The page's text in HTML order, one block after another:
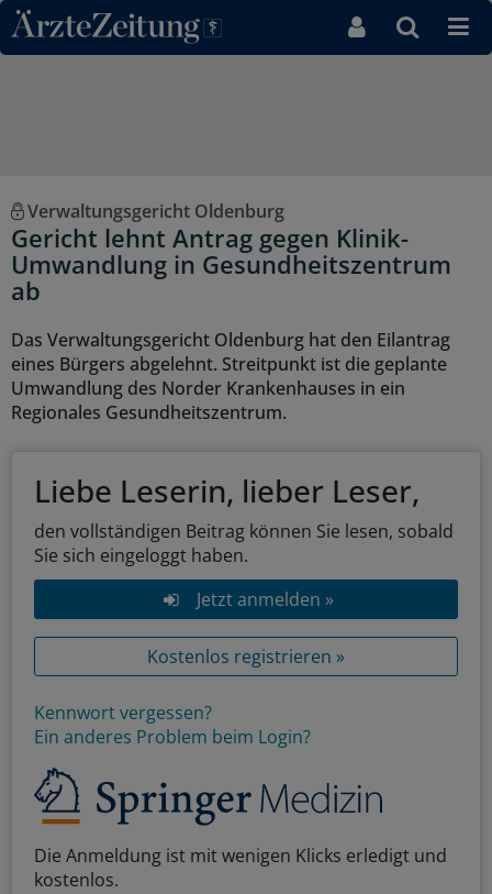
Direkt zum Inhaltsbereich
Verwaltungsgericht Oldenburg
Gericht lehnt Antrag gegen Klinik-
Umwandlung in Gesundheitszentrum
ab
Das Verwaltungsgericht Oldenburg hat den Eilantrag
eines Bürgers abgelehnt. Streitpunkt ist die geplante
Umwandlung des Norder Krankenhauses in ein
Regionales Gesundheitszentrum.
Liebe Leserin, lieber Leser,
den vollständigen Beitrag können Sie lesen, sobald
Sie sich eingeloggt haben.
Jetzt anmelden »
Kostenlos registrieren »
Kennwort vergessen?
Ein anderes Problem beim Login?
Die Anmeldung ist mit wenigen Klicks erledigt und
kostenlos.